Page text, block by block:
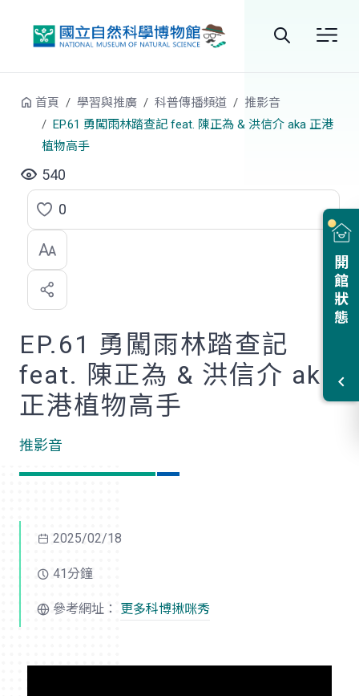
站
搜
開館狀態
首頁 學習與推廣 科普傳播頻道
推影音
EP.61 勇闖雨林踏查記 feat. 陳正為 & 洪信介 aka 正港
植物高手
540
點
選
喜
歡
0
EP.61 勇闖雨林踏查記
feat. 陳正為 & 洪信介 aka
正港植物高手
推影音
2025/02/18
41分鐘
參考網址： 更多科博揪咪秀